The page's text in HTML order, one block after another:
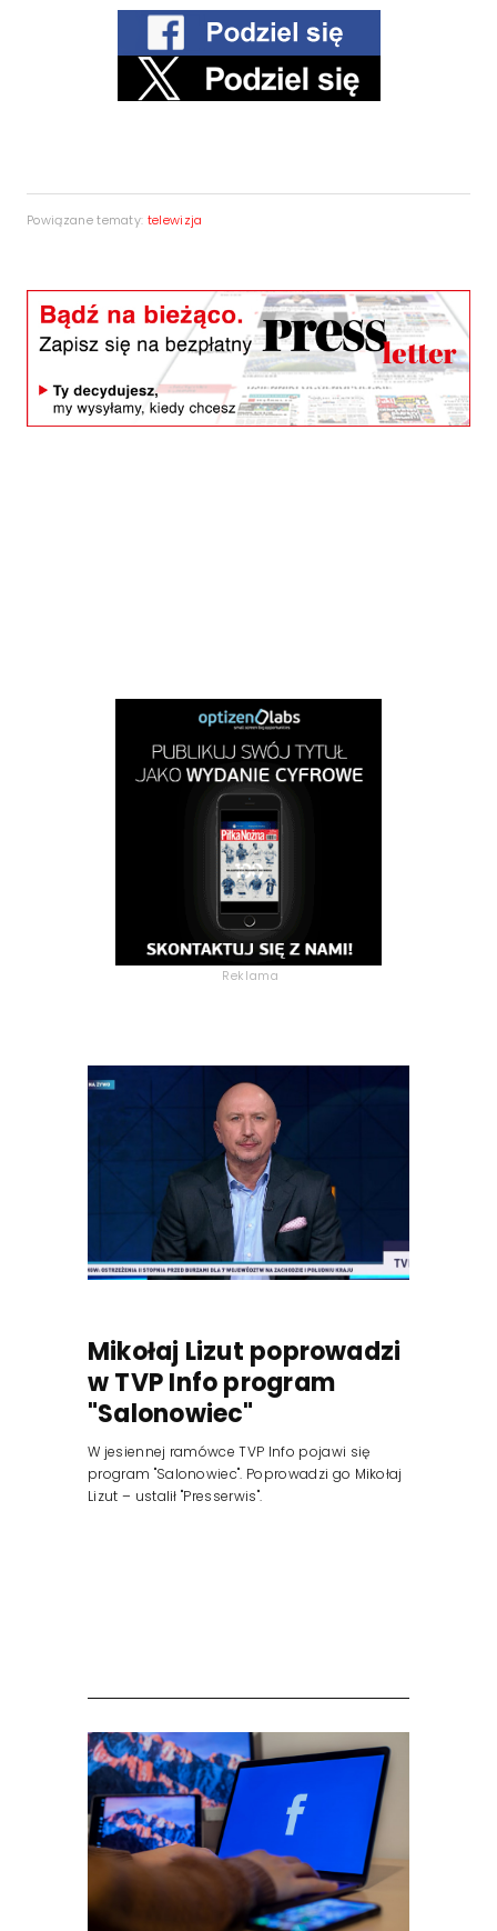
Powiązane tematy: telewizja
Reklama
Mikołaj Lizut poprowadzi
w TVP Info program
"Salonowiec"
W jesiennej ramówce TVP Info pojawi się
program "Salonowiec". Poprowadzi go Mikołaj
Lizut – ustalił "Presserwis".